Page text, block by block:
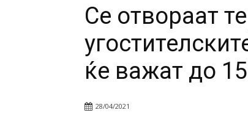
Се отвораат
ќе важат до
28/04/2021